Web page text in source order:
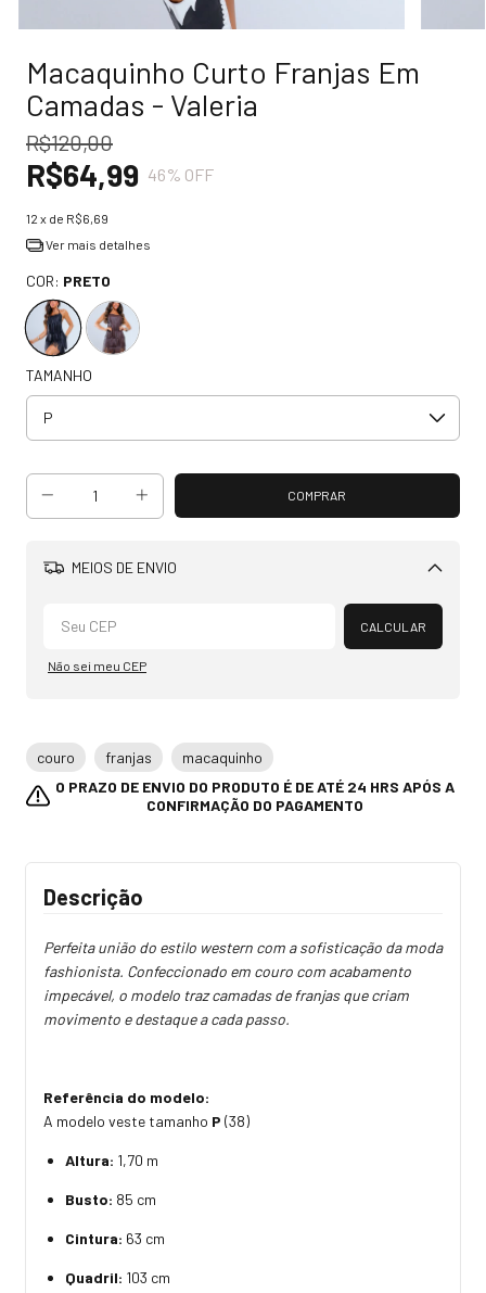
Macaquinho Curto Franjas Em
Camadas - Valeria
R$120,00
R$64,99 46% OFF
12 x de R$6,69
Ver mais detalhes
COR: PRETO
TAMANHO
MEIOS DE ENVIO
Alterar CEP
CALCULAR
Não sei meu CEP
couro franjas
macaquinho
O PRAZO DE ENVIO DO PRODUTO É DE ATÉ 24 HRS APÓS A
CONFIRMAÇÃO DO PAGAMENTO
Descrição
Perfeita união do estilo western com a sofisticação da moda
fashionista. Confeccionado em couro com acabamento
impecável, o modelo traz camadas de franjas que criam
movimento e destaque a cada passo.
Referência do modelo:
A modelo veste tamanho P (38)
Altura: 1,70 m
Busto: 85 cm
Cintura: 63 cm
Quadril: 103 cm